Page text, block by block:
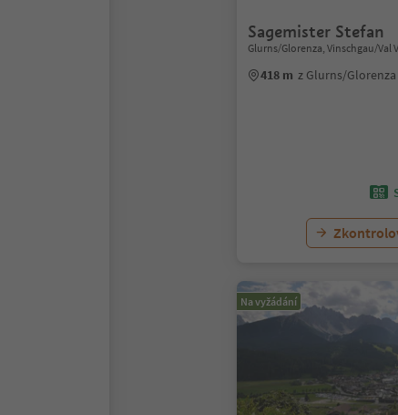
Sagemister Stefan
Glurns/Glorenza, Vinschgau/Val
418 m z Glurns/
Na vyžádání